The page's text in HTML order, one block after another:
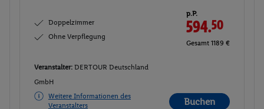
Doppelzimmer
Ohne Verpflegung
p.P.
594.50
Gesamt 1189 €
Veranstalter: DERTOUR Deutschland
GmbH
Weitere Informationen des
Veranstalters
Buchen